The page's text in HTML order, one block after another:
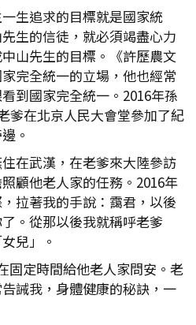
生追求的目標就是國家統
生的信徒，就必須竭盡心力
山先生的目標。《許歷農文
完全統一的立場，他也經常
到國家完全統一。2016年孫
爹在北京人民大會堂參加了紀
。
在武漢，在老爹來大陸參訪
顧他老人家的任務。2016年
拉著我的手說：靄君，以後
。從那以後我就稱呼老爹
兒」。
固定時間給他老人家問安。老
誡我，身體健康的秘訣，一